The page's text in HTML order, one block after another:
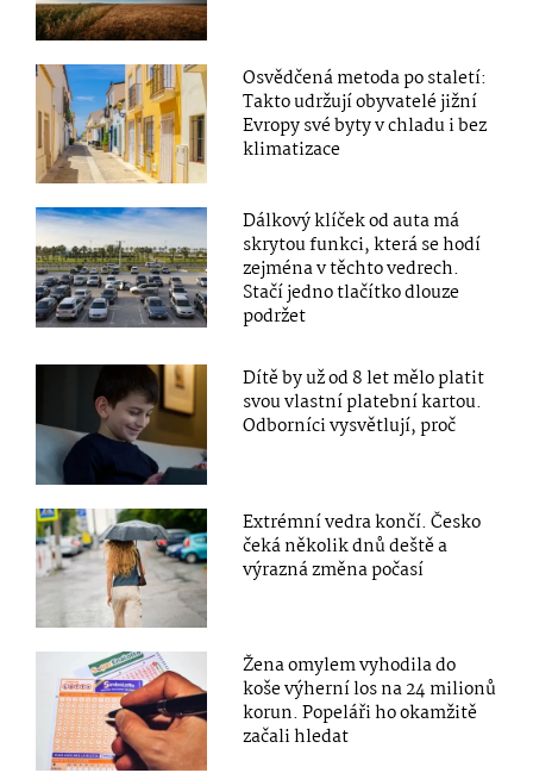
Osvědčená metoda po staletí:
Takto udržují obyvatelé jižní
Evropy své byty v chladu i bez
klimatizace
Dálkový klíček od auta má
skrytou funkci, která se hodí
zejména v těchto vedrech.
Stačí jedno tlačítko dlouze
podržet
Dítě by už od 8 let mělo platit
svou vlastní platební kartou.
Odborníci vysvětlují, proč
Extrémní vedra končí. Česko
čeká několik dnů deště a
výrazná změna počasí
Žena omylem vyhodila do
koše výherní los na 24 milionů
korun. Popeláři ho okamžitě
začali hledat